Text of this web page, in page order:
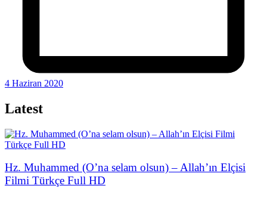
4 Haziran 2020
Latest
Hz. Muhammed (O’na selam olsun) – Allah’ın Elçisi
Filmi Türkçe Full HD